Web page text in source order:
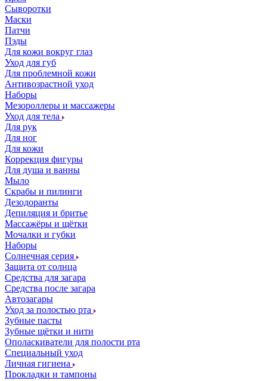
Сыворотки
Маски
Патчи
Пэды
Для кожи вокруг глаз
Уход для губ
Для проблемной кожи
Антивозрастной уход
Наборы
Мезороллеры и массажеры
Уход для тела
Для рук
Для ног
Для кожи
Коррекция фигуры
Для душа и ванны
Мыло
Скрабы и пилинги
Дезодоранты
Депиляция и бритье
Массажёры и щётки
Мочалки и губки
Наборы
Солнечная серия
Защита от солнца
Средства для загара
Средства после загара
Автозагары
Уход за полостью рта
Зубные пасты
Зубные щётки и нити
Ополаскиватели для полости рта
Специальный уход
Личная гигиена
Прокладки и тампоны